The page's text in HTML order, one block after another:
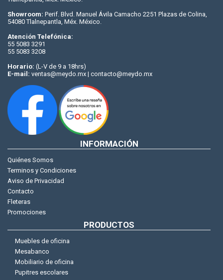
Showroom: Perif. Blvd. Manuel Ávila Camacho 2251 Plazas de Colina,
54080 Tlalnepantla, Méx. México.
Atención Telefónica:
55 5083 3291
55 5083 3208
Horario: (L-V de 9 a 18hrs)
E-mail: ventas@meydo.mx | contacto@meydo.mx
INFORMACIÓN
Quiénes Somos
Terminos y Condiciones
Aviso de Privacidad
Contacto
Fleteras
Promociones
PRODUCTOS
Muebles de oficina
Mesabanco
Mobiliario de oficina
Pupitres escolares